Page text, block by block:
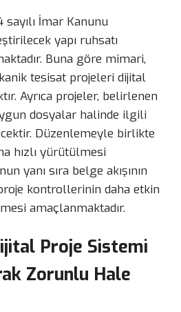
İmar Kanunu
yapı ruhsatı
Buna göre mimari,
tesisat projeleri dijital
Ayrıca projeler, belirlenen
dosyalar halinde ilgili
Düzenlemeyle birlikte
hızlı yürütülmesi
yanı sıra belge akışının
kontrollerinin daha etkin
amaçlanmaktadır.
Proje Sistemi
Zorunlu Hale